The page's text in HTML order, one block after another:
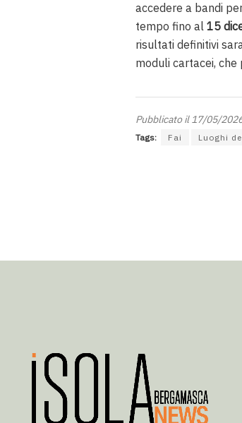
accedere a bandi
tempo fino al 15
risultati definitivi
moduli cartacei,
Pubblicato il 17/05/
Tags: Fai Luoghi